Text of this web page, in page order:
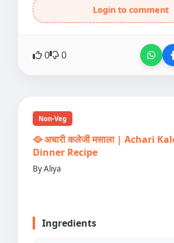
Login to comment
0 0
Non-Veg
🥘 अचारी कलेजी मसाला | Achari
Dinner Recipe
By Aliya
Ingredients